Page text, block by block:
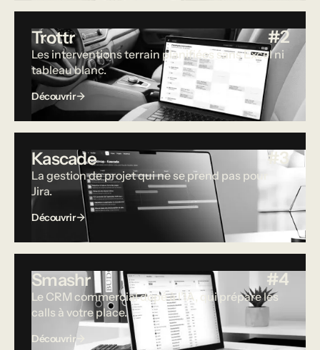
Trottr #2
Les interventions terrain planifiées sans Excel ni
tableau blanc.
Découvrir
Kascade #3
La gestion de projet qui ne se prend pas pour
Jira.
Découvrir
Smashr #4
Le CRM commercial dopé à l’IA, qui prépare les
calls à votre place.
Découvrir